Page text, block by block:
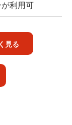
利用可
見る